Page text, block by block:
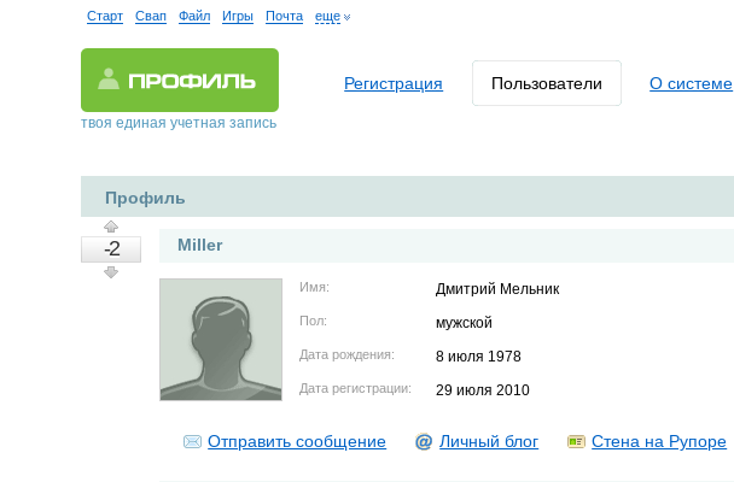
Старт Свап Файл Игры Почта еще
твоя единая учетная запись
Регистрация Пользователи О системе
Профиль
-2 Miller
Имя: Дмитрий Мельник
Пол: мужской
Дата рождения: 8 июля 1978
Дата регистрации: 29 июля 2010
Отправить сообщение Личный блог Стена на Рупоре